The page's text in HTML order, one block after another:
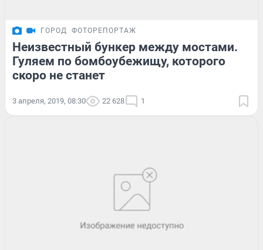
ГОРОД ФОТОРЕПОРТАЖ
Неизвестный бункер между мостами.
Гуляем по бомбоубежищу, которого
скоро не станет
3 апреля, 2019, 08:30 22 628 1